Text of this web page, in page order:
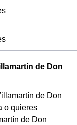
de Don
de Don
o quieres
de Don